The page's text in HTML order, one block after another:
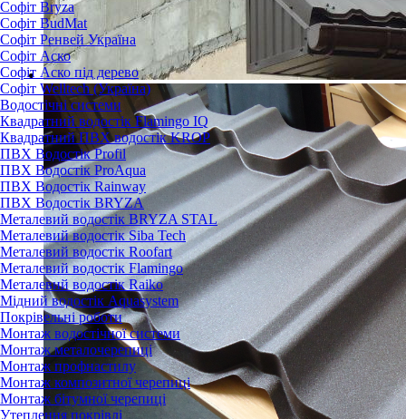
Софіт Bryza
Софіт BudMat
Софіт Ренвей Україна
Софіт Аско
Софіт Аско під дерево
Софіт Welltech (Україна)
Водостічні системи
Квадратний водостiк Flamingo IQ
Квадратний ПВХ водостік KROP
ПВХ Водостік Profil
ПВХ Водостік ProAqua
ПВХ Водостік Rainway
ПВХ Водостік BRYZA
Металевий водостік BRYZA STAL
Металевий водостік Siba Tech
Металевий водостік Roofart
Металевий водостік Flamingo
Металевий водостік Raiko
Мідний водостік Aquasystem
Покрівельні роботи
Монтаж водостічної системи
Монтаж металочерепиці
Монтаж профнастилу
Монтаж композитної черепиці
Монтаж бітумної черепиці
Утеплення покрівлі